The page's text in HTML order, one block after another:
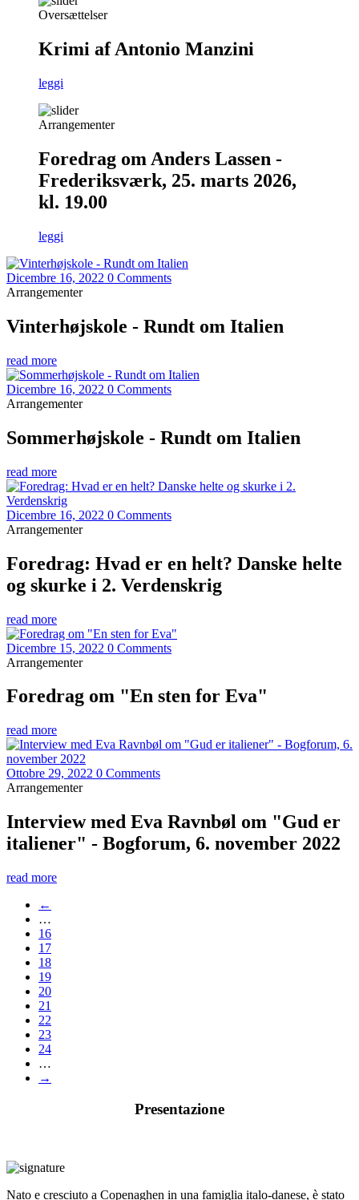
Oversættelser
Krimi af Antonio Manzini
leggi
Arrangementer
Foredrag om Anders Lassen -
Frederiksværk, 25. marts 2026,
kl. 19.00
leggi
Dicembre 16, 2022 0 Comments
Arrangementer
Vinterhøjskole - Rundt om Italien
read more
Dicembre 16, 2022 0 Comments
Arrangementer
Sommerhøjskole - Rundt om Italien
read more
Dicembre 16, 2022 0 Comments
Arrangementer
Foredrag: Hvad er en helt? Danske helte
og skurke i 2. Verdenskrig
read more
Dicembre 15, 2022 0 Comments
Arrangementer
Foredrag om "En sten for Eva"
read more
Ottobre 29, 2022 0 Comments
Arrangementer
Interview med Eva Ravnbøl om "Gud er
italiener" - Bogforum, 6. november 2022
read more
←
…
16
17
18
19
20
21
22
23
24
…
→
Presentazione
Nato e cresciuto a Copenaghen in una famiglia italo-danese, è stato